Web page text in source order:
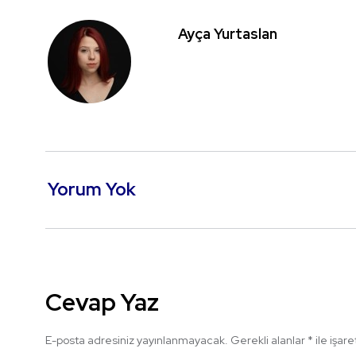
Ayça Yurtaslan
Yorum Yok
Cevap Yaz
E-posta adresiniz yayınlanmayacak. Gerekli alanlar * ile